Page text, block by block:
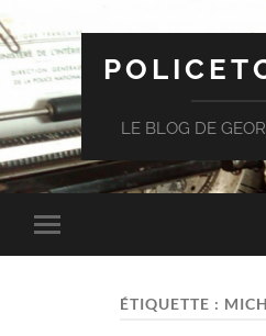
LE BLOG DE
Toggle
mobile
ÉTIQUETTE :